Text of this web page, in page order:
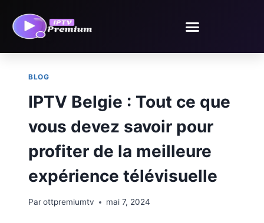
Blog
BLOG
IPTV Belgie : Tout ce que
vous devez savoir pour
profiter de la meilleure
expérience télévisuelle
Parottpremiumtv mai 7, 2024